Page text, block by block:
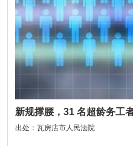
新规撑腰，31 名超龄务工
出处：瓦房店市人民法院